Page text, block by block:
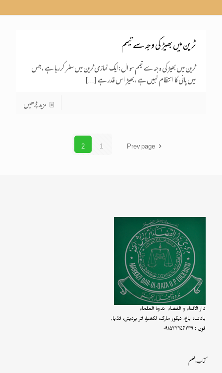
ٹرین میں بھیڑ کی وجہ سے تیمم
ٹرین میں بھیڑ کی وجہ سے تیمم سوال :ایک نمازی ٹرین میں سفر کررہا ہے ،جس
میں پانی کا انتظام نہیں ہے ،بھیڑ اس قدر ہے[…]
مزید پڑھیں
Prev page
1
2
دار الافتاء و القضاء ندوۃ العلماء
بادشاہ باغ، ٹیگور مارگ، لکھنؤ، اتر پردیش، انڈیا,
فون : ۰۰۹۱۵۲۲۲۷۴۱۳۱۹
کتــاب الـعلــم